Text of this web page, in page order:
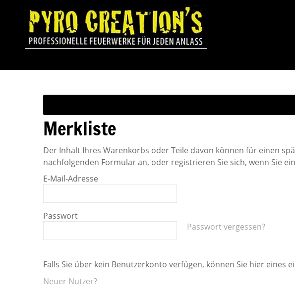
Merkliste
Der Inhalt Ihres Warenkorbs oder Teile davon können für einen
nachfolgenden Formular an, oder registrieren Sie sich, wenn Sie
E-Mail-Adresse
Passwort
Passwort vergessen?
Falls Sie über kein Benutzerkonto verfügen, können Sie hier eines
Neuer Nutzer?